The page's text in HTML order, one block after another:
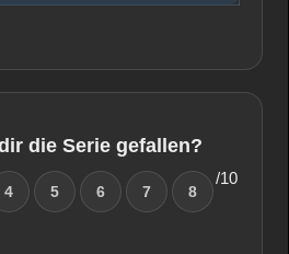
die Serie gefallen?
4 5 6 7 8
/10